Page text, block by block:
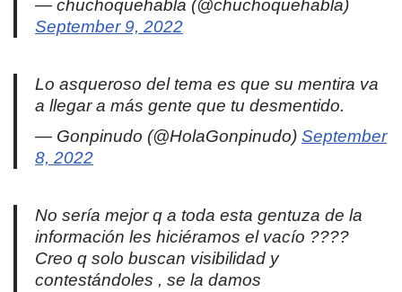
— chuchoquehabla (@chuchoquehabla)
September 9, 2022
Lo asqueroso del tema es que su mentira va
a llegar a más gente que tu desmentido.
— Gonpinudo (@HolaGonpinudo) September
8, 2022
No sería mejor q a toda esta gentuza de la
información les hiciéramos el vacío ????
Creo q solo buscan visibilidad y
contestándoles , se la damos